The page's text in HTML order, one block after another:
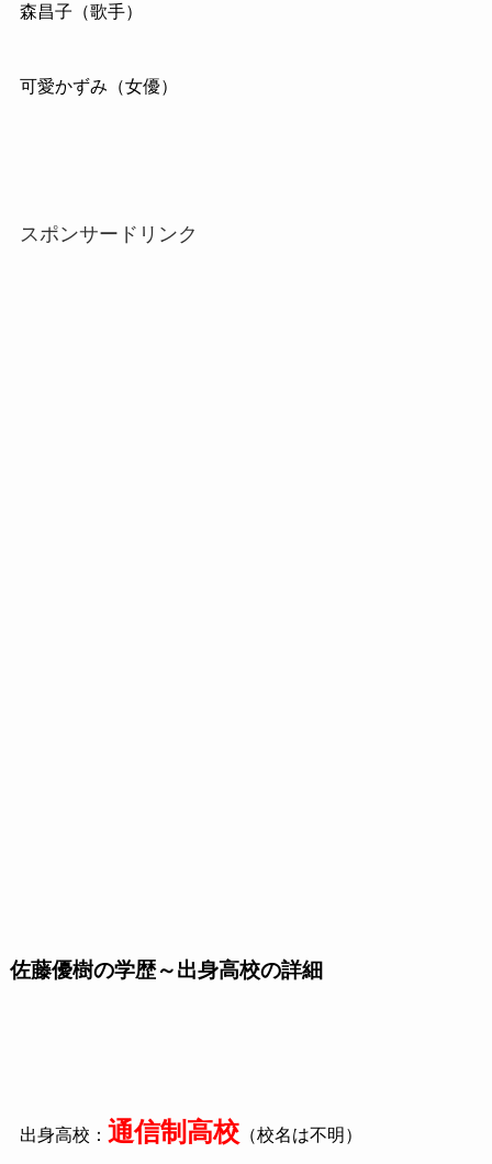
森昌子（歌手）
可愛かずみ（女優）
スポンサードリンク
佐藤優樹の学歴～出身高校の詳細
出身高校： 通信制高校（校名は不明）